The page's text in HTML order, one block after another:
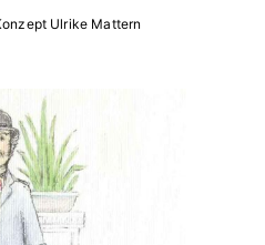
Ulrike Mattern